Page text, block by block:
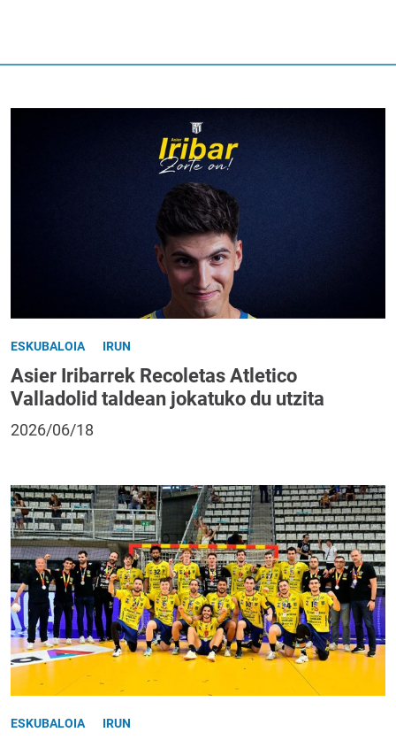
ESKUBALOIA IRUN
Asier Iribarrek Recoletas Atletico
Valladolid taldean jokatuko du utzita
2026/06/18
ESKUBALOIA IRUN